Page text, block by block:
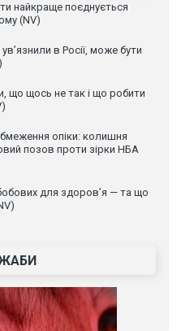
найкраще поєднується
(NV)
в Росії, може бути
що щось не так і що робити
опіки: колишня
позов проти зірки НБА
для здоров’я — та що